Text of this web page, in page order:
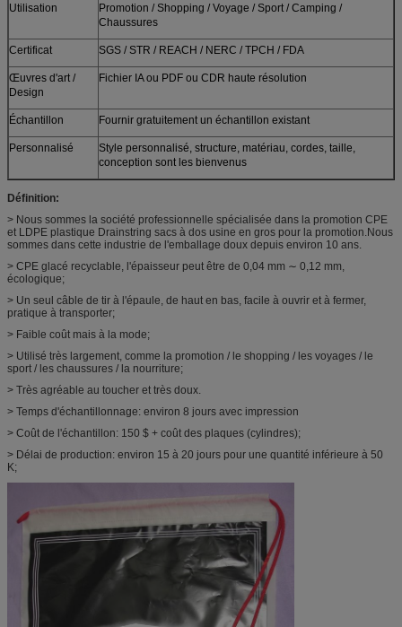
Utilisation
Promotion / Shopping / Voyage / Sport / Camping /
Chaussures
Certificat SGS / STR / REACH / NERC / TPCH / FDA
Œuvres d'art /
Design
Fichier IA ou PDF ou CDR haute résolution
Échantillon Fournir gratuitement un échantillon existant
Personnalisé
Style personnalisé, structure, matériau, cordes, taille,
conception sont les bienvenus
Définition:
> Nous sommes la société professionnelle spécialisée dans la promotion CPE
et LDPE plastique Drainstring sacs à dos usine en gros pour la promotion.Nous
sommes dans cette industrie de l'emballage doux depuis environ 10 ans.
> CPE glacé recyclable, l'épaisseur peut être de 0,04 mm ∼ 0,12 mm,
écologique;
> Un seul câble de tir à l'épaule, de haut en bas, facile à ouvrir et à fermer,
pratique à transporter;
> Faible coût mais à la mode;
> Utilisé très largement, comme la promotion / le shopping / les voyages / le
sport / les chaussures / la nourriture;
> Très agréable au toucher et très doux.
> Temps d'échantillonnage: environ 8 jours avec impression
> Coût de l'échantillon: 150 $ + coût des plaques (cylindres);
> Délai de production: environ 15 à 20 jours pour une quantité inférieure à 50
K;